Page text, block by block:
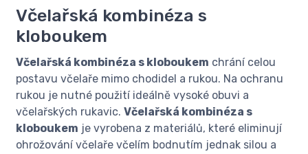
Včelařská kombinéza s
kloboukem
Včelařská kombinéza s kloboukem chrání celou
postavu včelaře mimo chodidel a rukou. Na ochranu
rukou je nutné použití ideálně vysoké obuvi a
včelařských rukavic. Včelařská kombinéza s
kloboukem je vyrobena z materiálů, které eliminují
ohrožování včelaře včelím bodnutím jednak silou a